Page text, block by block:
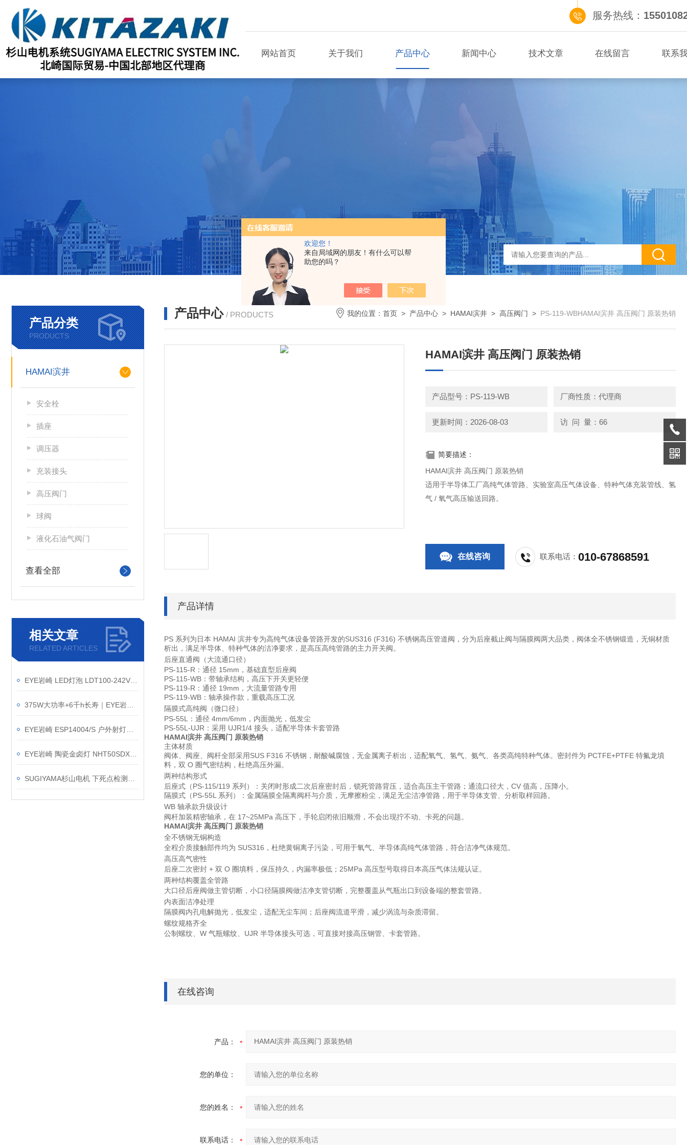
欢迎您！
来自局域网的朋友！有什么可以帮
助您的吗？
服务热线：
网站首页 关于我们 产品中心 新闻中心 技术文章 在线留言 联系
产品分类
PRODUCTS
HAMAI滨井
安全栓
插座
调压器
充装接头
高压阀门
球阀
液化石油气阀门
查看全部
相关文章
RELATED ARTICLES
产品中心 / PRODUCTS 我的位置： 首页 > 产品中心 > HAMAI滨井 > 高压阀门 > PS-119-WBHAMAI滨井 高压阀门 原装热销
HAMAI滨井 高压阀门 原装热销
产品型号：PS-119-WB 厂商性质：代理商
更新时间：2026-08-03 访 问 量：66
简要描述：
HAMAI滨井 高压阀门 原装热销
适用于半导体工厂高纯气体管路、实验室高压气体设备、特种气体充装管线、氢
气 / 氧气高压输送回路。
在线咨询 联系电话：010-67868591
产品详情
PS 系列为日本 HAMAI 滨井专为高纯气体设备管路开发的SUS316 (F316) 不锈钢高压管道阀 ，分为后座截止阀与隔膜阀两大品类，阀体全不锈钢锻造，无铜材质
析出，满足半导体、特种气体的洁净要求，是高压高纯管路的主力开关阀。
后座直通阀（大流通口径）
PS-115-R：通径 15mm，基础直型后座阀
PS-115-WB：带轴承结构，高压下开关更轻便
PS-119-R：通径 19mm，大流量管路专用
PS-119-WB：轴承操作款，重载高压工况
隔膜式高纯阀（微口径）
PS-55L：通径 4mm/6mm，内面抛光，低发尘
PS-55L-UJR：采用 UJR1/4 接头，适配半导体卡套管路
HAMAI滨井 高压阀门 原装热销
主体材质
阀体、阀座、阀杆全部采用SUS F316 不锈钢 ，耐酸碱腐蚀，无金属离子析出，适配氧气、氢气、氨气、各类高纯特种气体。密封件为 PCTFE+PTFE 特氟龙填
料，双 O 圈气密结构，杜绝高压外漏。
两种结构形式
后座式（PS-115/119 系列）
：关闭时形成二次后座密封后，锁死管路背压，适合高压主干管路；通流口径大，CV 值高，压降小。
隔膜式（PS-55L 系列）
：金属隔膜全隔离阀杆与介质，无摩擦粉尘，满足无尘洁净管路，用于半导体支管、分析取样回路。
WB 轴承款升级设计
阀杆加装精密轴承，在 17~25MPa 高压下，手轮启闭依旧顺滑，不会出现拧不动、卡死的问题。
HAMAI滨井 高压阀门 原装热销
全不锈钢无铜构造
全程介质接触部件均为 SUS316，杜绝黄铜离子污染，可用于氧气、半导体高纯气体管路，符合洁净气体规范。
高压高气密性
后座二次密封 + 双 O 圈填料，保压持久，内漏率极低；25MPa 高压型号取得日本高压气体法规认证。
两种结构覆盖全管路
大口径后座阀做主管切断，小口径隔膜阀做洁净支管切断，完整覆盖从气瓶出口到设备端的整套管路。
内表面洁净处理
隔膜阀内孔电解抛光，低发尘，适配无尘车间；后座阀流道平滑，减少涡流与杂质滞留。
螺纹规格齐全
公制螺纹、W 气瓶螺纹、UJR 半导体接头可选，可直接对接高压钢管、卡套管路。
在线咨询
产品：
您的单位：
您的姓名：
联系电话：